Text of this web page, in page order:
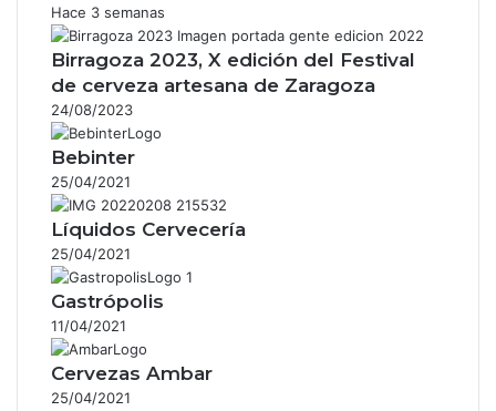
Hace 3 semanas
Birragoza 2023, X edición del Festival
de cerveza artesana de Zaragoza
24/08/2023
Bebinter
25/04/2021
Líquidos Cervecería
25/04/2021
Gastrópolis
11/04/2021
Cervezas Ambar
25/04/2021